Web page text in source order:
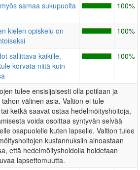
samaa sukupuolta
100%
kielen opiskelu on
100%
sallittava kaikille,
korvata niitä kuin
100%
tulee ensisijaisesti olla potilaan ja
välinen asia. Valtion ei tule
ketkä saavat ostaa hedelmöityshoitoja,
voida osoittaa syntyvän selvää
osapuolelle kuten lapselle. Valtion tulee
kustannuksiin ainoastaan
että hedelmöityshoidolla hoidetaan
lapsettomuutta.